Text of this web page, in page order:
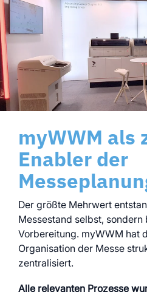
myWWM als
Enabler der
Der größte Mehrwert
Messestand selbst, sondern
Vorbereitung. myWWM hat
Organisation der Messe
zentralisiert.
Alle relevanten Prozesse